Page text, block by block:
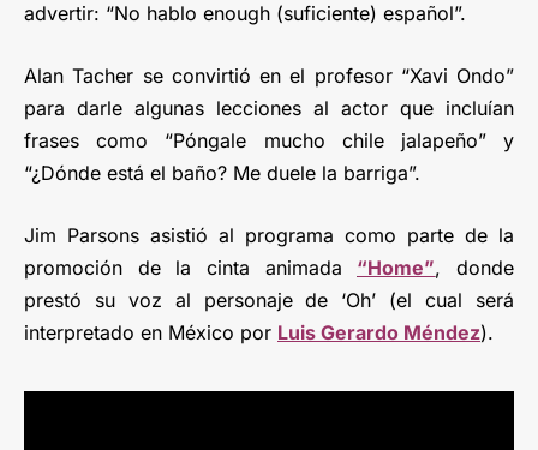
advertir: “No hablo enough (suficiente) español”.
Alan Tacher se convirtió en el profesor “Xavi Ondo”
para darle algunas lecciones al actor que incluían
frases como “Póngale mucho chile jalapeño” y
“¿Dónde está el baño? Me duele la barriga”.
Jim Parsons asistió al programa como parte de la
promoción de la cinta animada “Home”, donde
prestó su voz al personaje de ‘Oh’ (el cual será
interpretado en México por Luis Gerardo Méndez).